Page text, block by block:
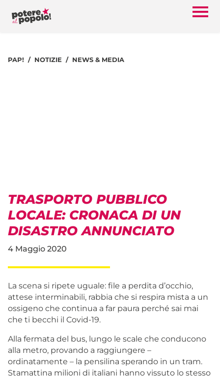
PAP! NOTIZIE NEWS & MEDIA
TRASPORTO PUBBLICO
LOCALE: CRONACA DI UN
DISASTRO ANNUNCIATO
4 Maggio 2020
La scena si ripete uguale: file a perdita d’occhio,
attese interminabili, rabbia che si respira mista a un
ossigeno che continua a far paura perché sai mai
che ti becchi il Covid-19.
Alla fermata del bus, lungo le scale che conducono
alla metro, provando a raggiungere –
ordinatamente – la pensilina sperando in un tram.
Stamattina milioni di italiani hanno vissuto lo stesso